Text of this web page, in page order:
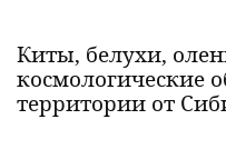
Киты, белухи,
космологические
территории от